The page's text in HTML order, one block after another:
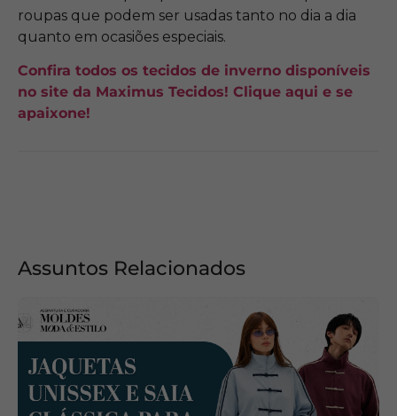
roupas que podem ser usadas tanto no dia a dia
quanto em ocasiões especiais.
Confira todos os tecidos de inverno disponíveis
no site da Maximus Tecidos! Clique aqui e se
apaixone!
Assuntos Relacionados